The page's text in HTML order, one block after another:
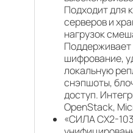
Подходит для
серверов и
нагрузок
шифрование,
локальную
снэпшоты,
доступ.
OpenStack,
«СИЛА CX2-